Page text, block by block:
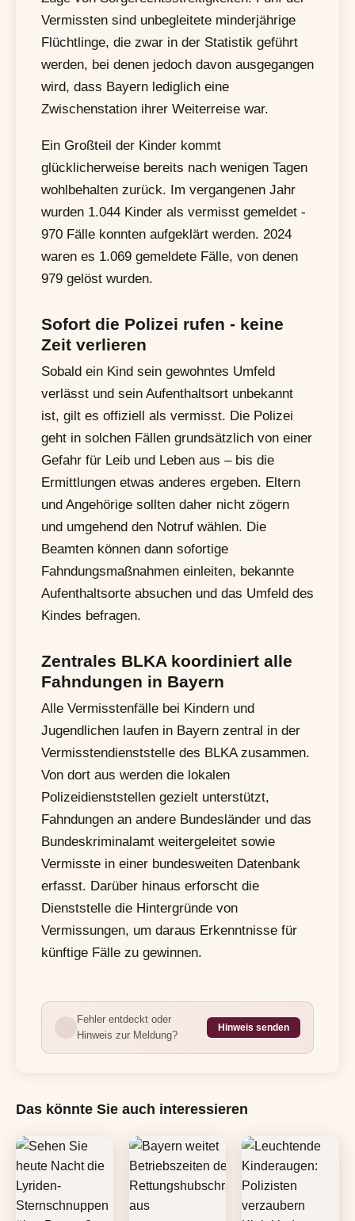
Vermissten sind unbegleitete minderjährige
Flüchtlinge, die zwar in der Statistik geführt
werden, bei denen jedoch davon ausgegangen
wird, dass Bayern lediglich eine
Zwischenstation ihrer Weiterreise war.
Ein Großteil der Kinder kommt
glücklicherweise bereits nach wenigen Tagen
wohlbehalten zurück. Im vergangenen Jahr
wurden 1.044 Kinder als vermisst gemeldet -
970 Fälle konnten aufgeklärt werden. 2024
waren es 1.069 gemeldete Fälle, von denen
979 gelöst wurden.
Sofort die Polizei rufen - keine
Zeit verlieren
Sobald ein Kind sein gewohntes Umfeld
verlässt und sein Aufenthaltsort unbekannt
ist, gilt es offiziell als vermisst. Die Polizei
geht in solchen Fällen grundsätzlich von einer
Gefahr für Leib und Leben aus – bis die
Ermittlungen etwas anderes ergeben. Eltern
und Angehörige sollten daher nicht zögern
und umgehend den Notruf wählen. Die
Beamten können dann sofortige
Fahndungsmaßnahmen einleiten, bekannte
Aufenthaltsorte absuchen und das Umfeld des
Kindes befragen.
Zentrales BLKA koordiniert alle
Fahndungen in Bayern
Alle Vermisstenfälle bei Kindern und
Jugendlichen laufen in Bayern zentral in der
Vermisstendienststelle des BLKA zusammen.
Von dort aus werden die lokalen
Polizeidienststellen gezielt unterstützt,
Fahndungen an andere Bundesländer und das
Bundeskriminalamt weitergeleitet sowie
Vermisste in einer bundesweiten Datenbank
erfasst. Darüber hinaus erforscht die
Dienststelle die Hintergründe von
Vermissungen, um daraus Erkenntnisse für
künftige Fälle zu gewinnen.
Fehler entdeckt oder
Hinweis zur Meldung?
Hinweis senden
Das könnte Sie auch interessieren